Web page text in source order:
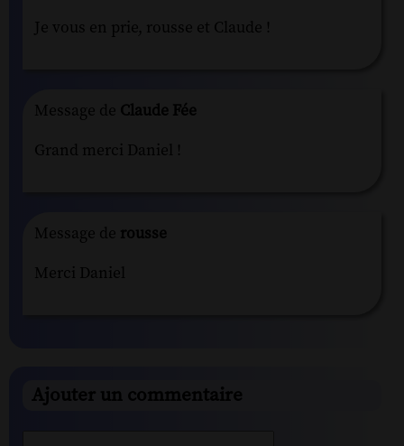
Je vous en prie, rousse et Claude !
Message de Claude Fée
Grand merci Daniel !
Message de rousse
Merci Daniel
Ajouter un commentaire